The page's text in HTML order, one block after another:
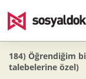
184) Öğrendiğim
talebelerine özel)